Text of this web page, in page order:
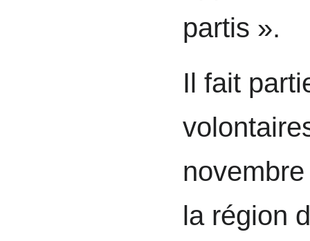
partis ».
Il fait
la région